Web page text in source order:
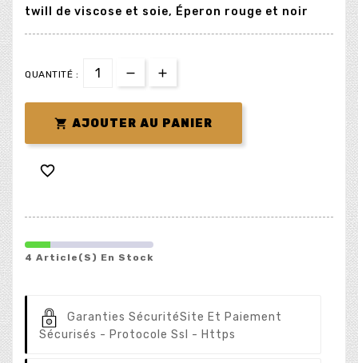
twill de viscose et soie, Éperon rouge et noir
QUANTITÉ :
 AJOUTER AU PANIER

4 Article(s) En Stock
Garanties SécuritéSite Et Paiement
Sécurisés - Protocole Ssl - Https